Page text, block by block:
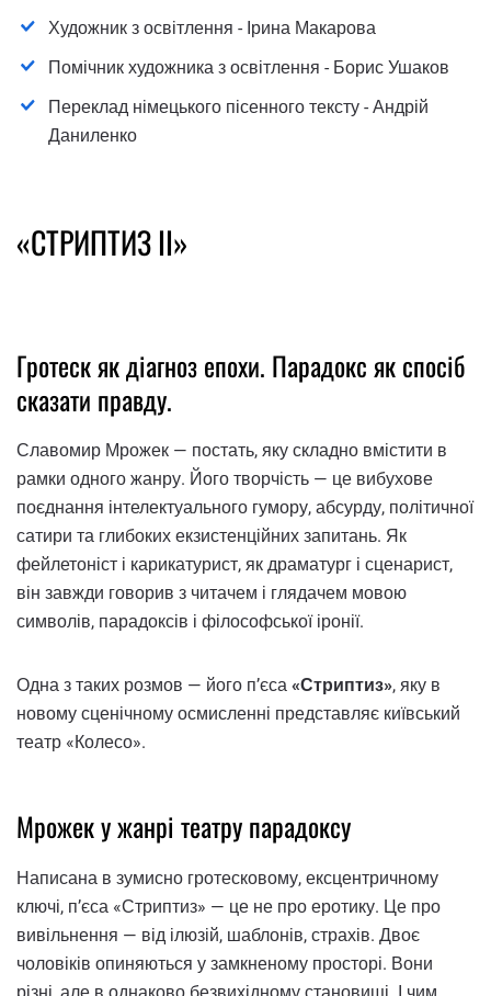
Художник з освітлення - Ірина Макарова
Помічник художника з освітлення - Борис Ушаков
Переклад німецького пісенного тексту - Андрій
Даниленко
«СТРИПТИЗ ІІ»
Гротеск як діагноз епохи. Парадокс як спосіб
сказати правду.
Славомир Мрожек — постать, яку складно вмістити в
рамки одного жанру. Його творчість — це вибухове
поєднання інтелектуального гумору, абсурду, політичної
сатири та глибоких екзистенційних запитань. Як
фейлетоніст і карикатурист, як драматург і сценарист,
він завжди говорив з читачем і глядачем мовою
символів, парадоксів і філософської іронії.
Одна з таких розмов — його п’єса «Стриптиз», яку в
новому сценічному осмисленні представляє київський
театр «Колесо».
Мрожек у жанрі театру парадоксу
Написана в зумисно гротесковому, ексцентричному
ключі, п’єса «Стриптиз» — це не про еротику. Це про
вивільнення — від ілюзій, шаблонів, страхів. Двоє
чоловіків опиняються у замкненому просторі. Вони